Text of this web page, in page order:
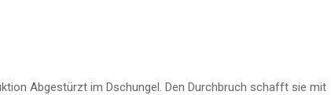
Abgestürzt im Dschungel. Den Durchbruch schafft sie mit